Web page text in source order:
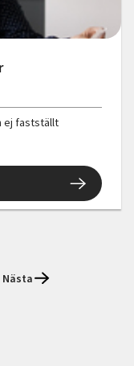
ej fastställt
Nästa